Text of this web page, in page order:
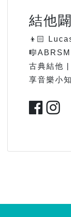
結他闢
👦🏻
古典結他
享音樂小